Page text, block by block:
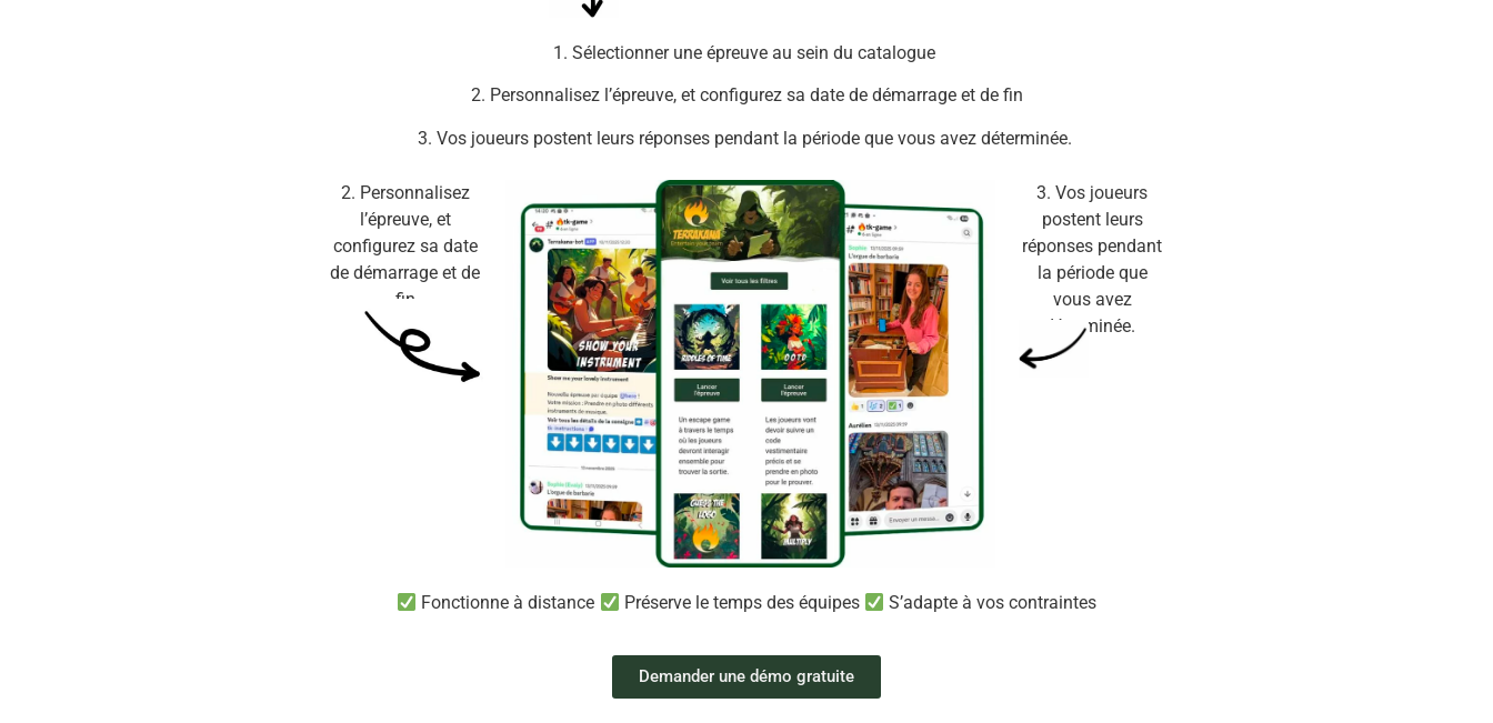
1. Sélectionner une épreuve au sein du catalogue
2. Personnalisez l’épreuve, et configurez sa date de démarrage et de fin
3. Vos joueurs postent leurs réponses pendant la période que vous avez déterminée.
2. Personnalisez
l’épreuve, et
configurez sa date
de démarrage et de
fin
3. Vos joueurs
postent leurs
réponses pendant
la période que
vous avez
déterminée.
Fonctionne à distance Préserve le temps des équipes S’adapte à vos contraintes
Demander une démo gratuite